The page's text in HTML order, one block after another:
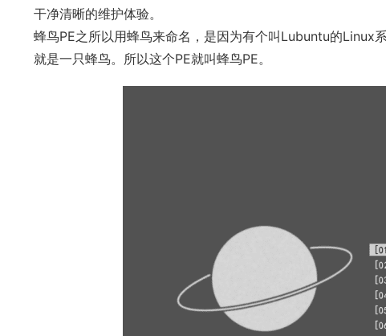
干净清晰的维护体验。
蜂鸟PE之所以用蜂鸟来命名，是因为有个叫Lubuntu的Linux
就是一只蜂鸟。所以这个PE就叫蜂鸟PE。